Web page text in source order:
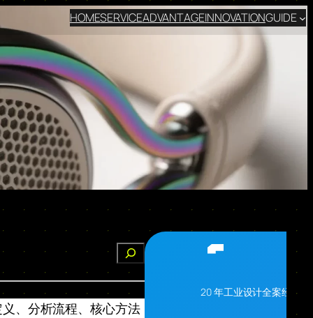
HOMESERVICEADVANTAGEINNOVATIONGUIDE
搜
索
、分析流程、核心方法
20 年工业设计全案经验